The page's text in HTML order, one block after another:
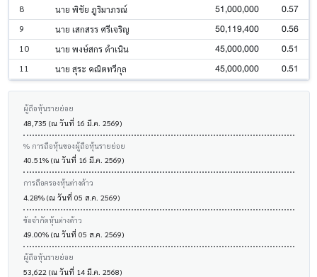
8 นาย พิชัย ภูริมาภรณ์ 51,000,000 0.57
9 นาย เสกสรร ศรีเจริญ 50,119,400 0.56
10 นาย พงษ์สกร ดำเนิน 45,000,000 0.51
11 นาย สุระ คณิตทวีกุล 45,000,000 0.51
ผู้ถือหุ้นรายย่อย
48,735 (ณ วันที่ 16 มี.ค. 2569)
% การถือหุ้นของผู้ถือหุ้นรายย่อย
40.51% (ณ วันที่ 16 มี.ค. 2569)
การถือครองหุ้นต่างด้าว
4.28% (ณ วันที่ 05 ส.ค. 2569)
ข้อจำกัดหุ้นต่างด้าว
49.00% (ณ วันที่ 05 ส.ค. 2569)
ผู้ถือหุ้นรายย่อย
53,622 (ณ วันที่ 14 มี.ค. 2568)